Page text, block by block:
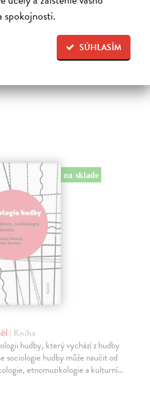
spokojnosti.
SÚHLASÍM
na sklade
| Kniha
hudby, který vychází z hudby
sociologie hudby může naučit od
etnomuzikologie a kulturní…